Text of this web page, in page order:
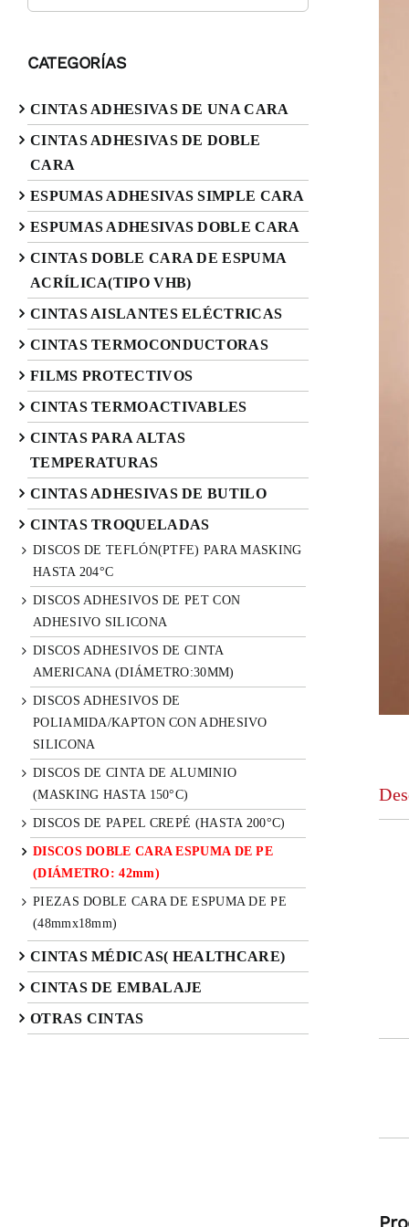
CATEGORÍAS
CINTAS ADHESIVAS DE UNA CARA
CINTAS ADHESIVAS DE DOBLE
CARA
ESPUMAS ADHESIVAS SIMPLE CARA
ESPUMAS ADHESIVAS DOBLE CARA
CINTAS DOBLE CARA DE ESPUMA
ACRÍLICA(TIPO VHB)
CINTAS AISLANTES ELÉCTRICAS
CINTAS TERMOCONDUCTORAS
FILMS PROTECTIVOS
CINTAS TERMOACTIVABLES
CINTAS PARA ALTAS
TEMPERATURAS
CINTAS ADHESIVAS DE BUTILO
CINTAS TROQUELADAS
DISCOS DE TEFLÓN(PTFE) PARA MASKING
HASTA 204°C
DISCOS ADHESIVOS DE PET CON
ADHESIVO SILICONA
DISCOS ADHESIVOS DE CINTA
AMERICANA (DIÁMETRO:30MM)
DISCOS ADHESIVOS DE
POLIAMIDA/KAPTON CON ADHESIVO
SILICONA
DISCOS DE CINTA DE ALUMINIO
(MASKING HASTA 150°C)
DISCOS DE PAPEL CREPÉ (HASTA 200°C)
DISCOS DOBLE CARA ESPUMA DE PE
(DIÁMETRO: 42mm)
PIEZAS DOBLE CARA DE ESPUMA DE PE
(48mmx18mm)
CINTAS MÉDICAS( HEALTHCARE)
CINTAS DE EMBALAJE
OTRAS CINTAS